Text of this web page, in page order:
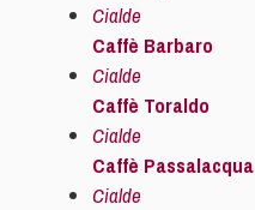
Cialde
Caffè Barbaro
Cialde
Caffè Toraldo
Cialde
Caffè Passalacqua
Cialde